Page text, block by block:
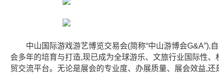
中山国际游戏游艺博览交易会(简称“中山游博会G&A”),
会多年的培育与打造,现已成为全球游乐、文旅行业国际性
贸交流平台。无论是展会的专业度、办展质量、展会效益,